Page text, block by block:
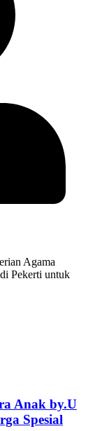
Agama
Pekerti untuk
Anak by.U
Spesial